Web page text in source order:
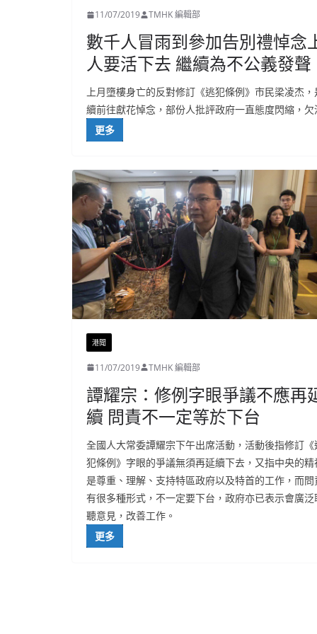
11/07/2019 TMHK 編輯部
數千人冒雨到參加告別禮悼念
人要活下去 繼續為不公義發聲
上月墮樓身亡的反對修訂《逃犯條例》市民梁凌杰
續前往獻花悼念，部份人批評政府一直態度閃縮，
更多
港聞
11/07/2019 TMHK 編輯部
譚耀宗：修例字眼爭議不應再
續 問責不一定等於下台
全國人大常委譚耀宗下午出席活動，活動後指修訂《
犯條例》字眼的爭議無須再延續下去，又指中央的精
是尊重、理解、支持特區政府以及特首的工作，而問
有很多種形式，不一定要下台，政府亦已表示會廣泛
聽意見，改善工作。
更多